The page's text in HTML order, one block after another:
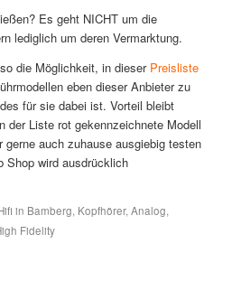
Es geht NICHT um die
lediglich um deren Vermarktung.
die Möglichkeit, in dieser Preisliste
eben dieser Anbieter zu
für sie dabei ist. Vorteil bleibt
der Liste rot gekennzeichnete Modell
auch zuhause ausgiebig testen
Shop wird ausdrücklich
in Bamberg, Kopfhörer, Analog,
Fidelity